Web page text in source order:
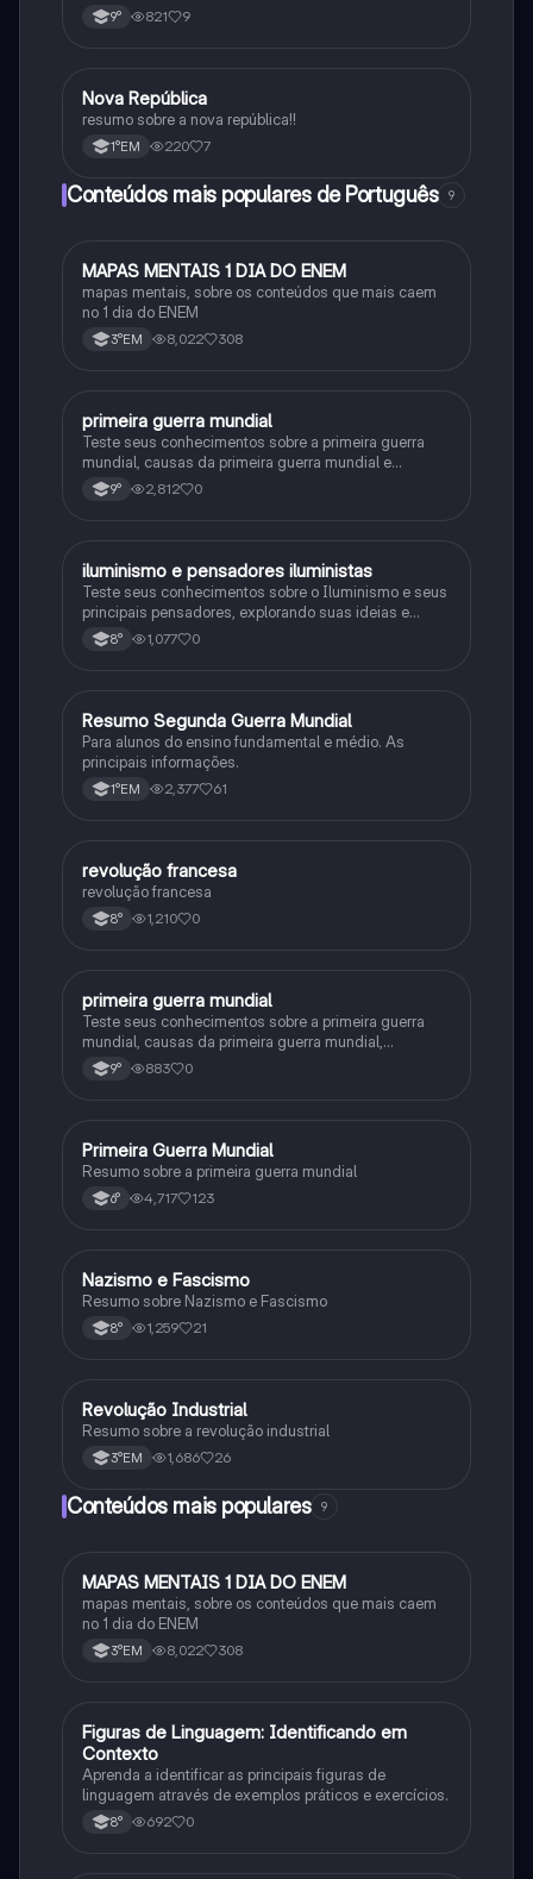
9° 821 9
História
Nova República
resumo sobre a nova república!!
1°EM 220 7
Conteúdos mais populares de Português 9
Português
MAPAS MENTAIS 1 DIA DO ENEM
mapas mentais, sobre os conteúdos que mais caem
no 1 dia do ENEM
3°EM 8,022 308
História
primeira guerra mundial
Teste seus conhecimentos sobre a primeira guerra
mundial, causas da primeira guerra mundial e
consequências da Primeira Guerra Mundial, fases da
primeira guerra mundial
9° 2,812 0
História
iluminismo e pensadores iluministas
Teste seus conhecimentos sobre o Iluminismo e seus
principais pensadores, explorando suas ideias e
impacto histórico.
8° 1,077 0
História
Resumo Segunda Guerra Mundial
Para alunos do ensino fundamental e médio. As
principais informações.
1°EM 2,377 61
História
revolução francesa
revolução francesa
8° 1,210 0
História
primeira guerra mundial
Teste seus conhecimentos sobre a primeira guerra
mundial, causas da primeira guerra mundial,
consequências da Primeira Guerra Mundial,fases da
primeira guerra mundial
9° 883 0
História
Primeira Guerra Mundial
Resumo sobre a primeira guerra mundial
6° 4,717 123
História
Nazismo e Fascismo
Resumo sobre Nazismo e Fascismo
8° 1,259 21
História
Revolução Industrial
Resumo sobre a revolução industrial
3°EM 1,686 26
Conteúdos mais populares 9
Português
MAPAS MENTAIS 1 DIA DO ENEM
mapas mentais, sobre os conteúdos que mais caem
no 1 dia do ENEM
3°EM 8,022 308
FPortuguês
Figuras de Linguagem: Identificando em
Contexto
Aprenda a identificar as principais figuras de
linguagem através de exemplos práticos e exercícios.
8° 692 0